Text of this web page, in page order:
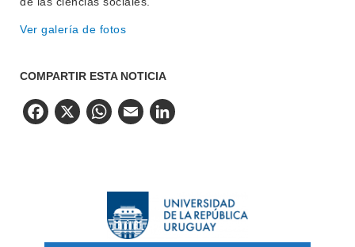
Ver galería de fotos
COMPARTIR ESTA NOTICIA
Facebook
X WhatsApp
Email